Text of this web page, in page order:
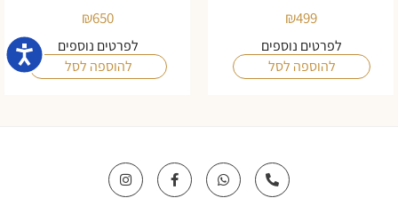
₪499
לפרטים נוספים
להוספה לסל
₪650
לפרטים נוספים
להוספה לסל
P
h
o
W
h
a
F
a
c
I
n
s